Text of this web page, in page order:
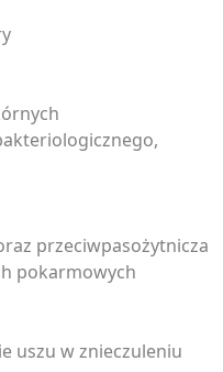
przeciwpasożytnicza
pokarmowych
uszu w znieczuleniu